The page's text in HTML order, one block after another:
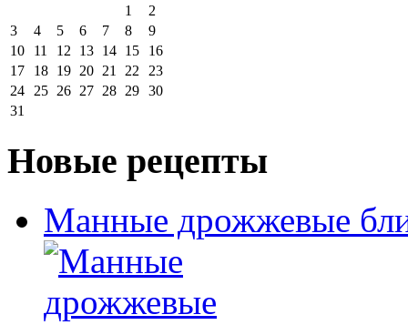
1
2
3
4 5 6 7 8
9
10
11 12 13 14 15
16
17
18 19 20 21 22 23
24 25 26 27 28 29 30
31
Новые рецепты
Манные дрожжевые